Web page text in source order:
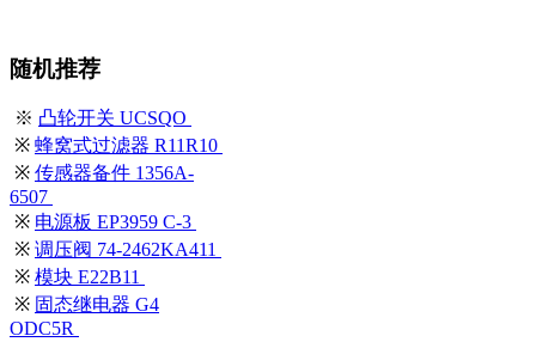
随机推荐
※ 凸轮开关 UCSQO
※ 蜂窝式过滤器 R11R10
※ 传感器备件 1356A-
6507
※ 电源板 EP3959 C-3
※ 调压阀 74-2462KA411
※ 模块 E22B11
※ 固态继电器 G4
ODC5R